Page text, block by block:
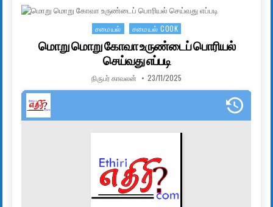
Posted in
சமையல் சமையல் COOK
மொறு மொறு கோவா உருண்டைப் பொரியல்
செய்வது எப்படி
AUTHOR:
நிருபர் காவலன் PUBLISHED DATE:
23/11/2025